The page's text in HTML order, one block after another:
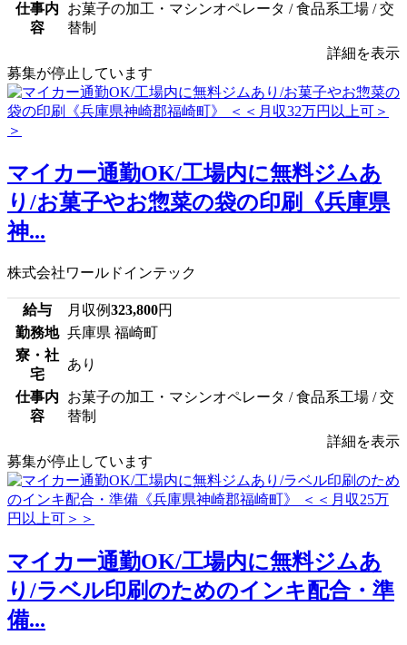
仕事内
容
お菓子の加工・マシンオペレータ / 食品系工場 / 交
替制
詳細を表示
募集が停止しています
マイカー通勤OK/工場内に無料ジムあ
り/お菓子やお惣菜の袋の印刷《兵庫県
神...
株式会社ワールドインテック
給与 月収例323,800円
勤務地 兵庫県 福崎町
寮・社
宅
あり
仕事内
容
お菓子の加工・マシンオペレータ / 食品系工場 / 交
替制
詳細を表示
募集が停止しています
マイカー通勤OK/工場内に無料ジムあ
り/ラベル印刷のためのインキ配合・準
備...